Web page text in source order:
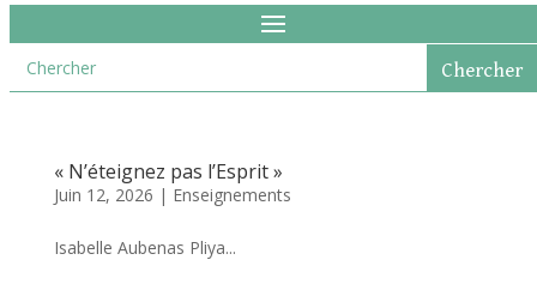
« N’éteignez pas l’Esprit »
Juin 12, 2026 | Enseignements
Isabelle Aubenas Pliya...